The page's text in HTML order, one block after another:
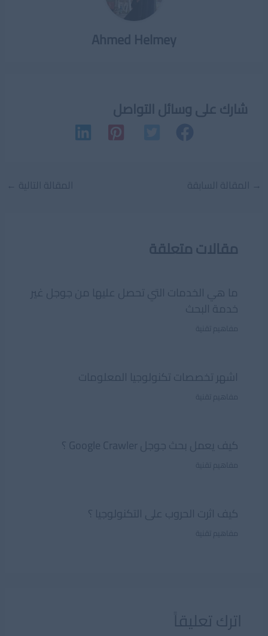
Ahmed Helmey
شارك على وسائل التواصل
Post
→ المقالة السابقة المقالة التالية ←
مقالات متعلقة
ما هي الخدمات التي تحصل عليها من جوجل غير
خدمة البحث
مفاهيم تقنية
اشهر تخصصات تكنولوجيا المعلومات
مفاهيم تقنية
كيف يعمل بحث جوجل Google Crawler ؟
مفاهيم تقنية
كيف اثرت الحروب على التكنولوجيا ؟
مفاهيم تقنية
اترك تعليقاً